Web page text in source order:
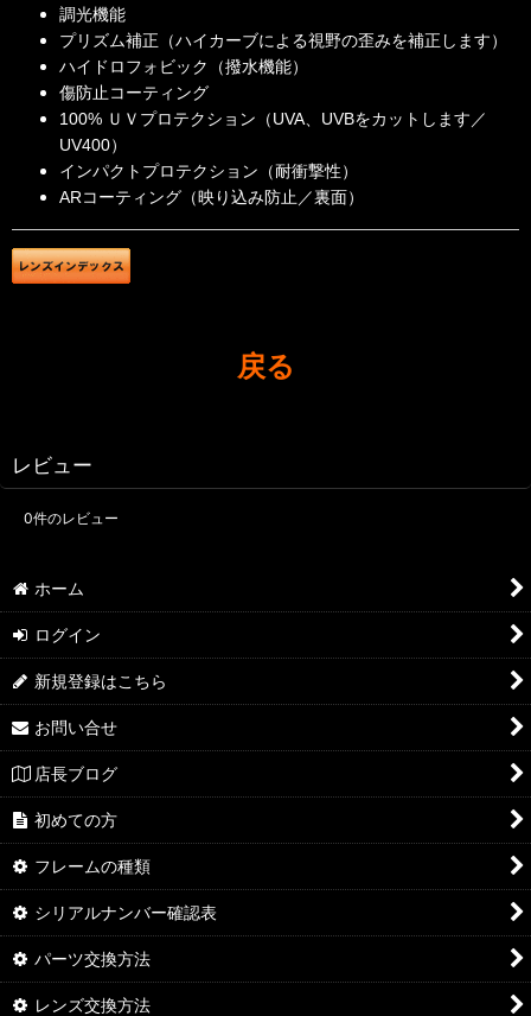
調光機能
プリズム補正（ハイカーブによる視野の歪みを補正します）
ハイドロフォビック（撥水機能）
傷防止コーティング
100% ＵＶプロテクション（UVA、UVBをカットします／
UV400）
インパクトプロテクション（耐衝撃性）
ARコーティング（映り込み防止／裏面）
戻る
レビュー
0件のレビュー
ホーム
ログイン
新規登録はこちら
お問い合せ
店長ブログ
初めての方
フレームの種類
シリアルナンバー確認表
パーツ交換方法
レンズ交換方法